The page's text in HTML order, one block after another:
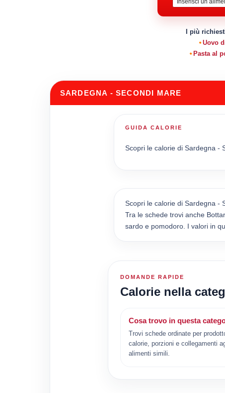
I più
Uovo
Pasta al
SARDEGNA - SECONDI MARE
GUIDA CALORIE
Scopri le calorie di Sardegna -
Scopri le calorie di Sardegna -
Tra le schede trovi anche
sardo e pomodoro. I valori in
DOMANDE RAPIDE
Calorie nella
Cosa trovo in questa
Trovi schede ordinate per
calorie, porzioni e collegamenti
alimenti simili.